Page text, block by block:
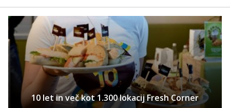
10 let in več kot 1.300 lokacij Fresh Corner